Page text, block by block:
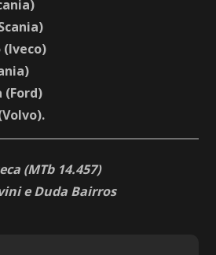
(Iveco)
(Ford)
(MTb 14.457)
e Duda Bairros